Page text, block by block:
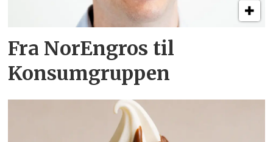
Fra NorEngros til
Konsumgruppen